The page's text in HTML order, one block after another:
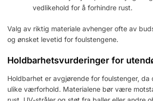
vedlikehold for å forhindre rust.
Valg av riktig materiale avhenger ofte av
og ønsket levetid for foulstengene.
Holdbarhetsvurderinger for
Holdbarhet er avgjørende for foulstenger, da
ulike værforhold. Materialene bør være